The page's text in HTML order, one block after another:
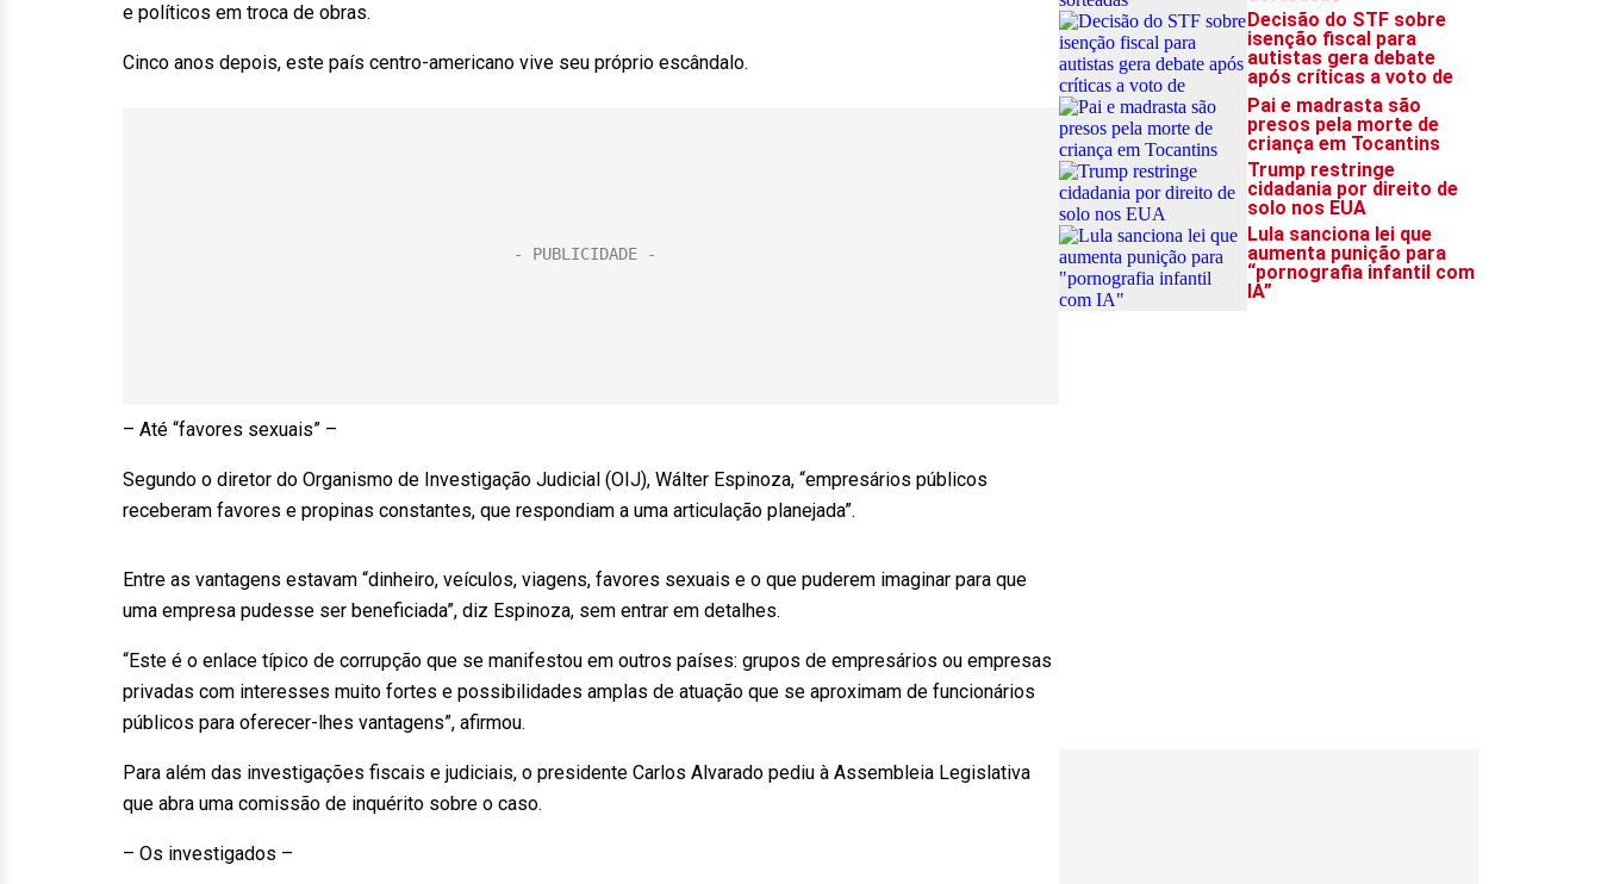
e políticos em troca de obras.
Cinco anos depois, este país centro-americano vive seu próprio escândalo.
– Até “favores sexuais” –
Segundo o diretor do Organismo de Investigação Judicial (OIJ), Wálter Espinoza, “empresários públicos
receberam favores e propinas constantes, que respondiam a uma articulação planejada”.
Entre as vantagens estavam “dinheiro, veículos, viagens, favores sexuais e o que puderem imaginar para que
uma empresa pudesse ser beneficiada”, diz Espinoza, sem entrar em detalhes.
“Este é o enlace típico de corrupção que se manifestou em outros países: grupos de empresários ou empresas
privadas com interesses muito fortes e possibilidades amplas de atuação que se aproximam de funcionários
públicos para oferecer-lhes vantagens”, afirmou.
Para além das investigações fiscais e judiciais, o presidente Carlos Alvarado pediu à Assembleia Legislativa
que abra uma comissão de inquérito sobre o caso.
– Os investigados –